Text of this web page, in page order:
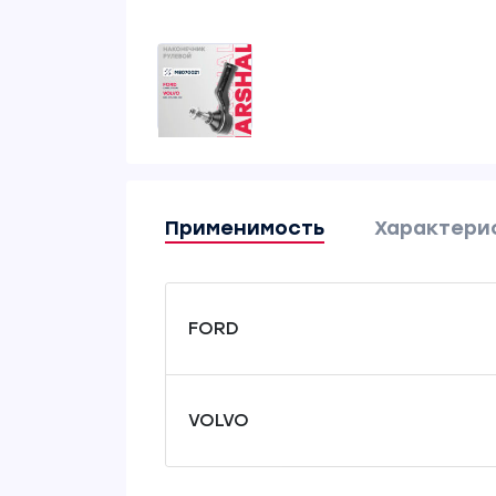
Применимость
FORD
VOLVO